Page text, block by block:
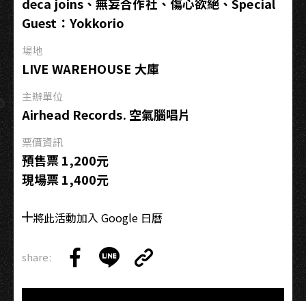
店
Guest：Yokkorio
場地
LIVE WAREHOUSE 大庫
主辦單位
Airhead Records. 空氣腦唱片
票價資訊
預售票 1,200元
現場票 1,400元
將此活動加入 Google 日曆
share:
on
on
Link
Copy